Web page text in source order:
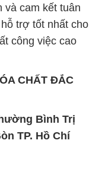
CHẤT ĐẮC
Bình Trị
TP. Hồ Chí